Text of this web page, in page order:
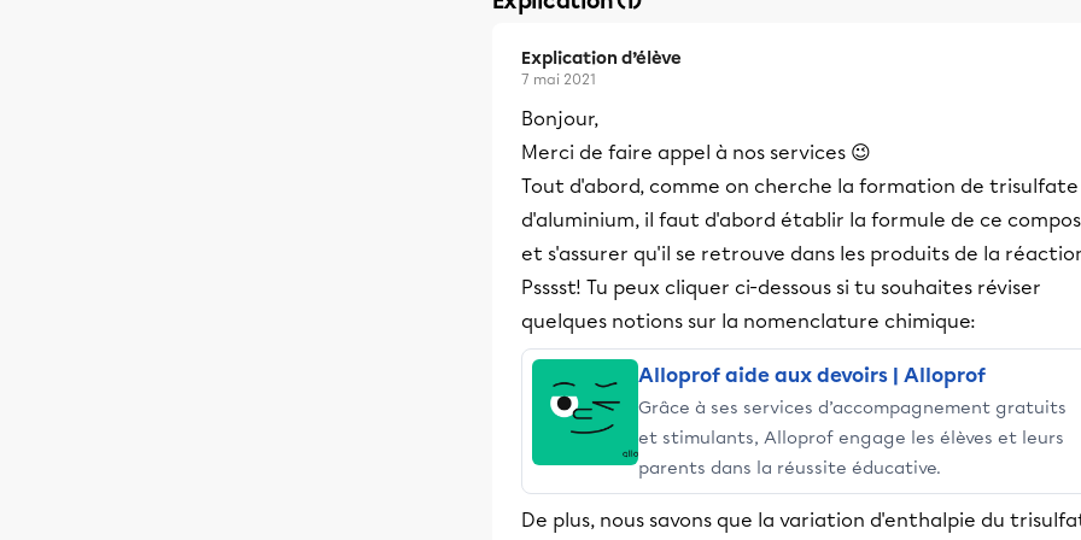
Explication d’élève
7 mai 2021
Bonjour,
Merci de faire appel à nos services 😉
Tout d'abord, comme on cherche la formation de trisulfate
d'aluminium, il faut d'abord établir la formule de ce
et s'assurer qu'il se retrouve dans les produits de la
Psssst! Tu peux cliquer ci-dessous si tu souhaites réviser
quelques notions sur la nomenclature chimique:
Alloprof aide aux devoirs | Alloprof
Grâce à ses services d’accompagnement gratuits
et stimulants, Alloprof engage les élèves et leurs
parents dans la réussite éducative.
De plus, nous savons que la variation d'enthalpie du